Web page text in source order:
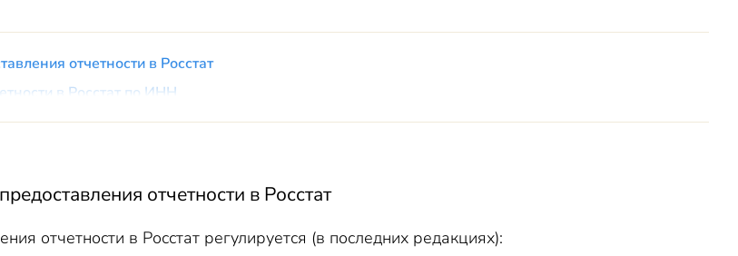
отчетности в Росстат
в Росстат по ИНН
для сдачи в Росстат
отчетности в Росстат
отчетности в Росстат регулируется (в последних редакциях):